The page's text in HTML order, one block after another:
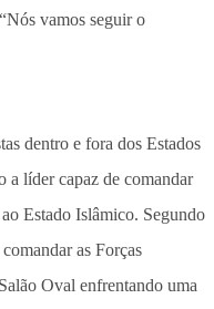
vamos seguir o
dentro e fora dos Estados
a líder capaz de comandar
Estado Islâmico. Segundo
as Forças
Oval enfrentando uma